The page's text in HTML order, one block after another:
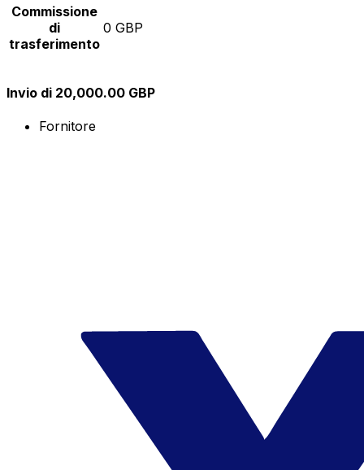
Commissione
di
trasferimento
0 GBP
Invio di 20,000.00 GBP
Fornitore